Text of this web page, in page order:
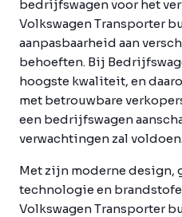
bedrijfswagen voor het
Volkswagen Transporter
aanpasbaarheid aan
behoeften. Bij
hoogste kwaliteit, en
met betrouwbare
een bedrijfswagen
verwachtingen zal voldoen.
Met zijn moderne design,
technologie en
Volkswagen Transporter